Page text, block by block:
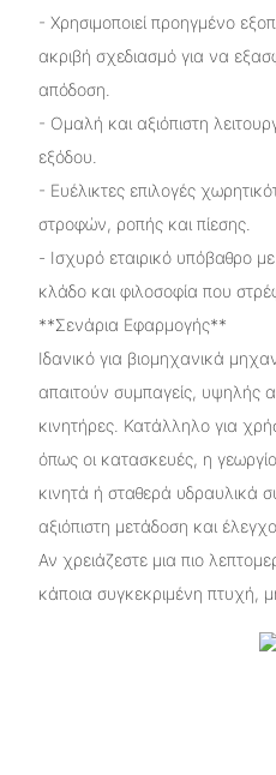
- Χρησιμοποιεί προηγμένο
ακριβή σχεδιασμό για να
απόδοση.
- Ομαλή και αξιόπιστη
εξόδου.
- Ευέλικτες επιλογές
στροφών, ροπής και πίεσης.
- Ισχυρό εταιρικό υπόβαθρο
κλάδο και φιλοσοφία που
**Σενάρια Εφαρμογής**
Ιδανικό για βιομηχανικά
απαιτούν συμπαγείς, υψηλής
κινητήρες. Κατάλληλο για
όπως οι κατασκευές, η
κινητά ή σταθερά υδραυλικά
αξιόπιστη μετάδοση και
Αν χρειάζεστε μια πιο
κάποια συγκεκριμένη πτυχή,